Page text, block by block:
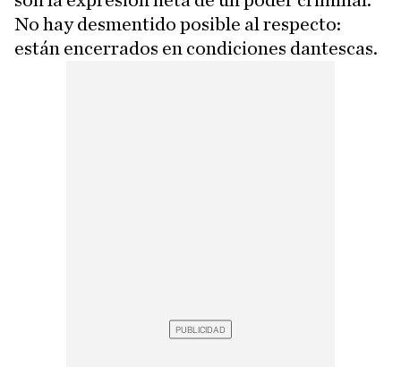
No hay desmentido posible al respecto:
están encerrados en condiciones dantescas.